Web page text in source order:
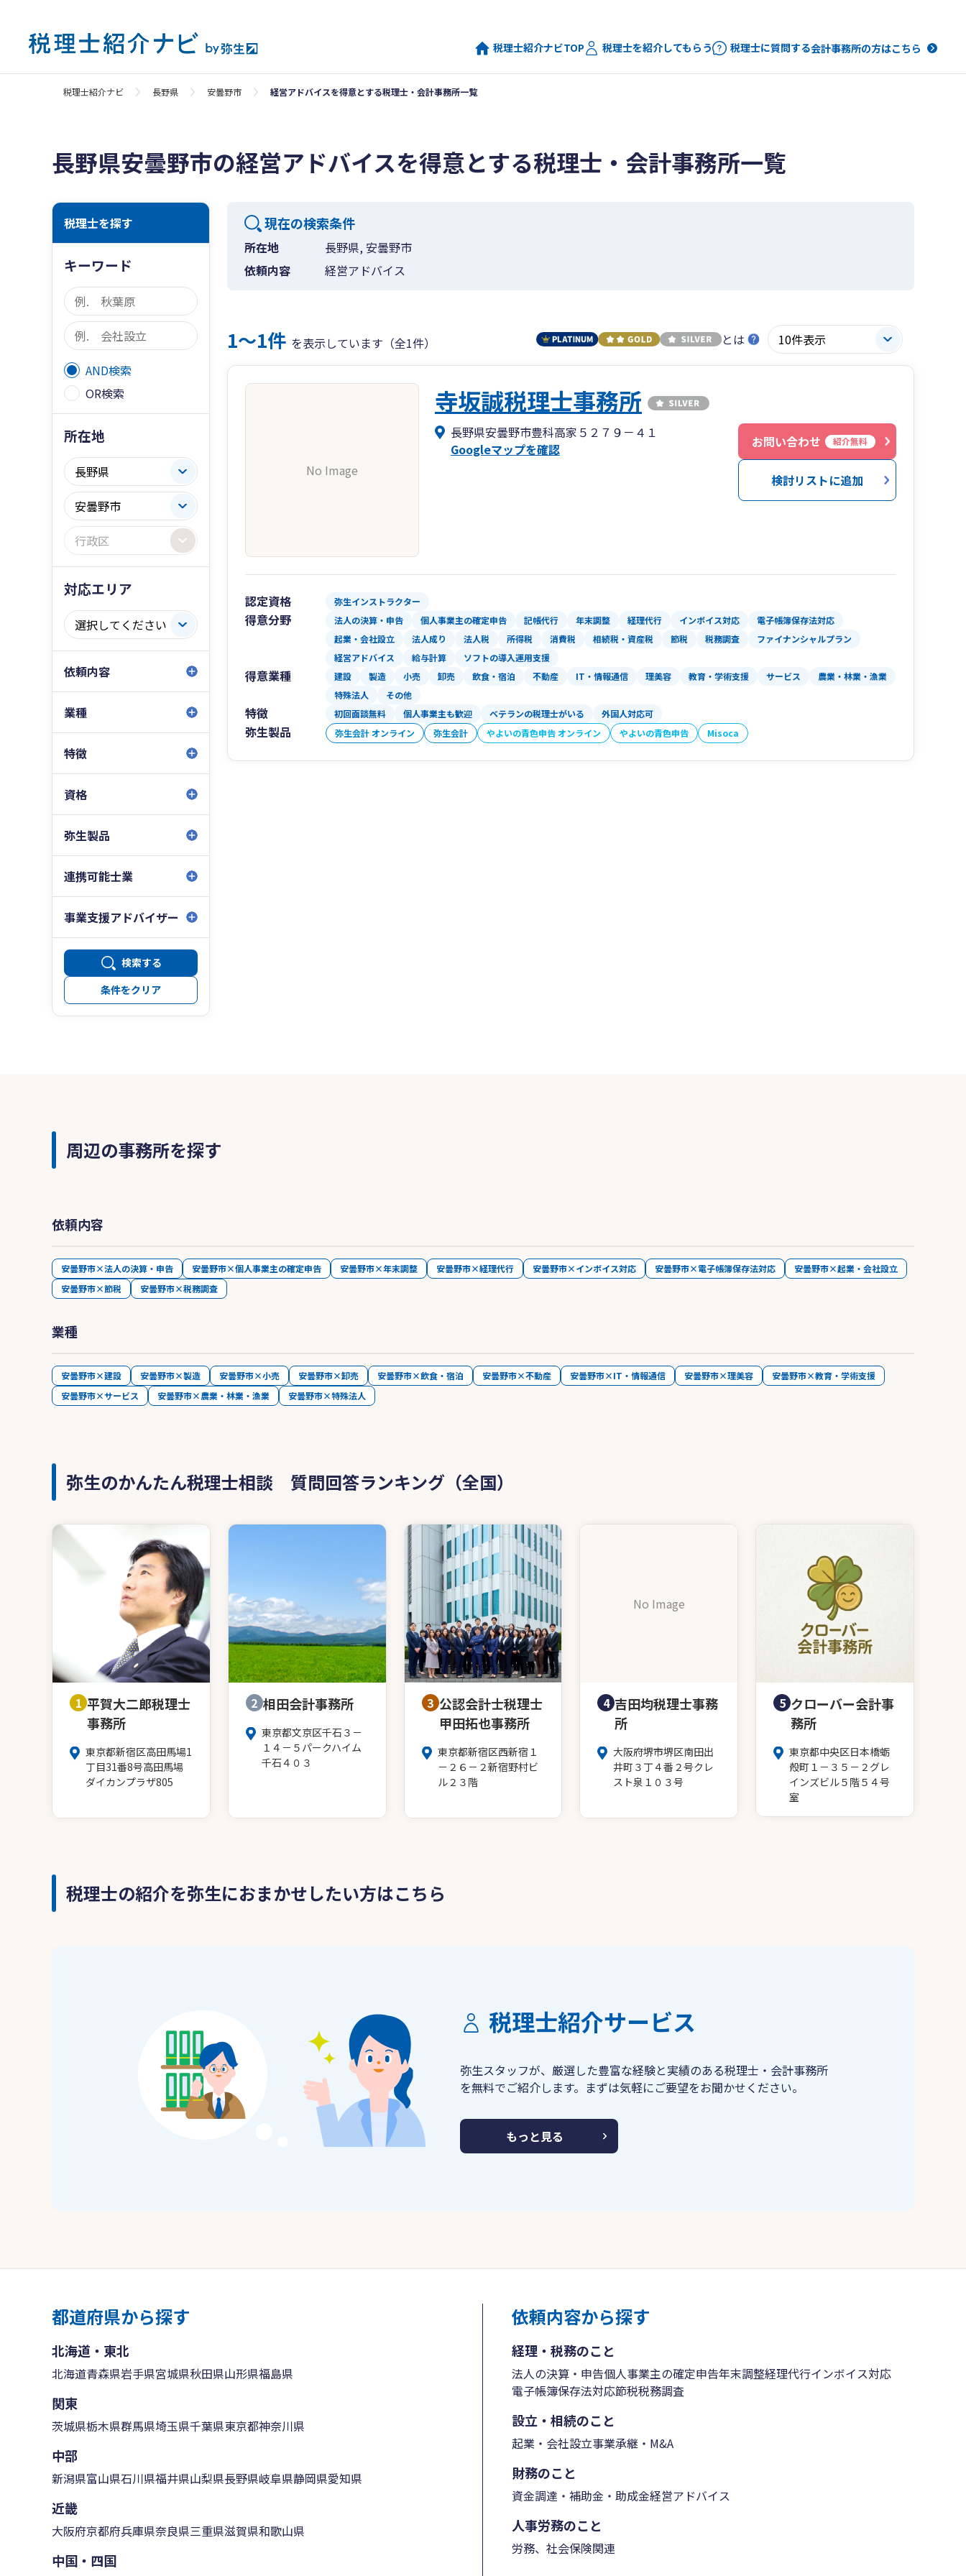
税理士紹介ナビTOP 税理士を紹介してもらう 税理士に質問する会計事務所の方はこちら
税理士紹介ナビ 長野県 安曇野市 経営アドバイスを得意とする税理士・会計事務所一覧
長野県安曇野市の経営アドバイスを得意とする税理士・会計事務所一覧
税理士を探す
キーワード
AND検索
OR検索
所在地
対応エリア
依頼内容
業種
特徴
資格
弥生製品
連携可能士業
事業支援アドバイザー
検索する
条件をクリア
現在の検索条件
所在地
長野県, 安曇野市
依頼内容
経営アドバイス
1〜1件 を表示しています（全1件） とは
No Image
寺坂誠税理士事務所
長野県安曇野市豊科高家５２７９－４１
Googleマップを確認
お問い合わせ 紹介無料
検討リストに追加
認定資格 弥生インストラクター
得意分野 法人の決算・申告 個人事業主の確定申告 記帳代行 年末調整 経理代行 インボイス対応
電子帳簿保存法対応
起業・会社設立
法人成り 法人税 所得税 消費税 相続税・資産税 節税 税務調査
ファイナンシャルプラン
経営アドバイス
給与計算 ソフトの導入運用支援
得意業種 建設 製造 小売 卸売 飲食・宿泊 不動産 IT・情報通信 理美容 教育・学術支援 サービス
農業・林業・漁業
特殊法人
その他
特徴 初回面談無料 個人事業主も歓迎 ベテランの税理士がいる 外国人対応可
弥生製品 弥生会計 オンライン 弥生会計 やよいの青色申告 オンライン やよいの青色申告 Misoca
周辺の事務所を探す
依頼内容
安曇野市×法人の決算・申告 安曇野市×個人事業主の確定申告 安曇野市×年末調整 安曇野市×経理代行 安曇野市×インボイス対応 安曇野市×電子帳簿保存法対応
安曇野市×起業・会社設立
安曇野市×節税
安曇野市×税務調査
業種
安曇野市×建設 安曇野市×製造 安曇野市×小売 安曇野市×卸売 安曇野市×飲食・宿泊 安曇野市×不動産 安曇野市×IT・情報通信 安曇野市×理美容
安曇野市×教育・学術支援
安曇野市×サービス
安曇野市×農業・林業・漁業 安曇野市×特殊法人
弥生のかんたん税理士相談 質問回答ランキング（全国）
1 平賀大二郎税理士
事務所
東京都新宿区高田馬場1
丁目31番8号高田馬場
ダイカンプラザ805
2 相田会計事務所
東京都文京区千石３－
１４－５パークハイム
千石４０３
3 公認会計士税理士
甲田拓也事務所
東京都新宿区西新宿１
－２６－２新宿野村ビ
ル２３階
No Image
4 吉田均税理士事務
所
大阪府堺市堺区南田出
井町３丁４番２号クレ
スト泉１０３号
5 クローバー会計事
務所
東京都中央区日本橋蛎
殻町１－３５－２グレ
インズビル５階５４号
室
税理士の紹介を弥生におまかせしたい方はこちら
税理士紹介サービス
弥生スタッフが、厳選した豊富な経験と実績のある税理士・会計事務所
を無料でご紹介します。まずは気軽にご要望をお聞かせください。
もっと見る
都道府県から探す
北海道・東北
北海道青森県岩手県宮城県秋田県山形県福島県
関東
茨城県栃木県群馬県埼玉県千葉県東京都神奈川県
中部
新潟県富山県石川県福井県山梨県長野県岐阜県静岡県愛知県
近畿
大阪府京都府兵庫県奈良県三重県滋賀県和歌山県
中国・四国
依頼内容から探す
経理・税務のこと
法人の決算・申告個人事業主の確定申告年末調整経理代行インボイス対応
電子帳簿保存法対応節税税務調査
設立・相続のこと
起業・会社設立事業承継・M&A
財務のこと
資金調達・補助金・助成金経営アドバイス
人事労務のこと
労務、社会保険関連